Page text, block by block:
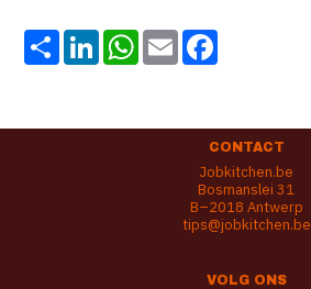
Share LinkedInWhatsApp
Email
CONTACT
Jobkitchen.be
Bosmanslei 31
B–2018 Antwerp
tips@jobkitchen.be
VOLG ONS